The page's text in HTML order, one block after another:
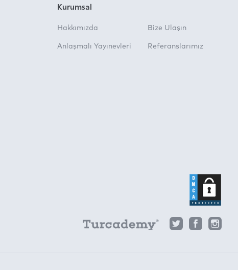
Kurumsal
Hakkımızda
Anlaşmalı Yayınevleri
Bize Ulaşın
Referanslarımız